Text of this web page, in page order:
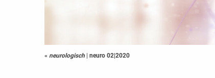
« neurologisch | neuro 02|2020